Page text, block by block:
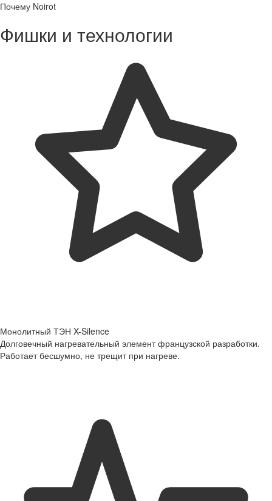
Почему Noirot
Фишки и технологии
Монолитный ТЭН X-Silence
Долговечный нагревательный элемент французской разработки.
Работает бесшумно, не трещит при нагреве.